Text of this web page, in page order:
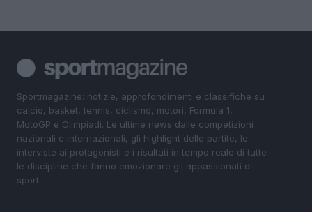
Sportmagazine: notizie, approfondimenti e classifiche su
calcio, basket, tennis, ciclismo, motori, Formula 1,
MotoGP e Olimpiadi. Le ultime news dalle competizioni
nazionali e internazionali, gli highlight delle partite, le
interviste ai protagonisti e i risultati in tempo reale di tutte
le discipline che fanno emozionare gli appassionati di
sport.